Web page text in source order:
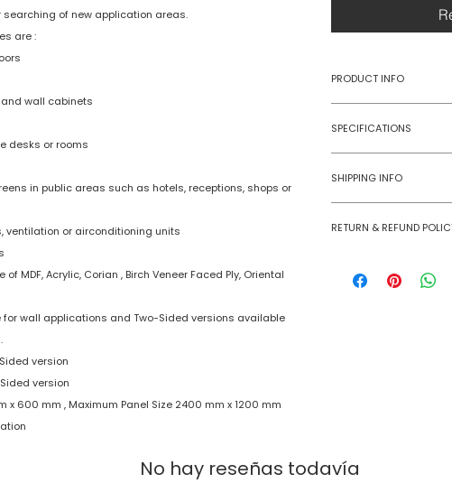
of new application areas.
are :
wall cabinets
desks or rooms
in public areas such as hotels, receptions, shops or
ventilation or airconditioning units
MDF, Acrylic, Corian , Birch Veneer Faced Ply, Oriental
wall applications and Two-Sided versions available
version
version
600 mm , Maximum Panel Size 2400 mm x 1200 mm
PRODUCT INFO
Type
Age Group
SPECIFICATIONS
Model No
Thickness
SHIPPING INFO
domestic
small size panels.
All other volumes
RETURN & REFUND
case of a
No hay reseñas todavía